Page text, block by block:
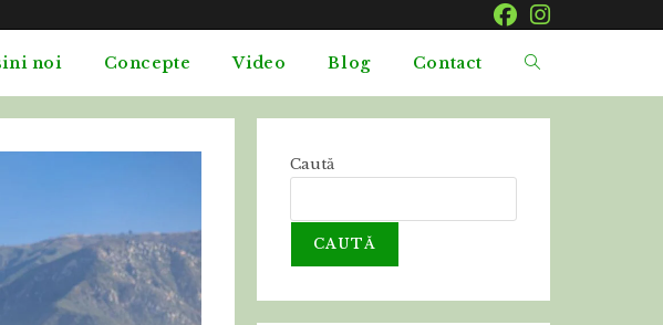
noi Concepte Video Blog Contact
Caută
CAUTĂ